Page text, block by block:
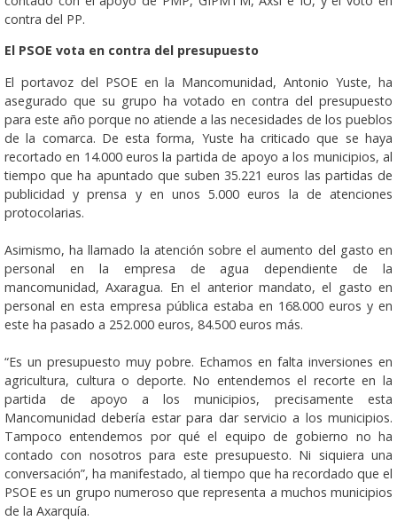
contra del PP.
El PSOE vota en contra del presupuesto
El portavoz del PSOE en la Mancomunidad, Antonio Yuste, ha
asegurado que su grupo ha votado en contra del presupuesto
para este año porque no atiende a las necesidades de los pueblos
de la comarca. De esta forma, Yuste ha criticado que se haya
recortado en 14.000 euros la partida de apoyo a los municipios, al
tiempo que ha apuntado que suben 35.221 euros las partidas de
publicidad y prensa y en unos 5.000 euros la de atenciones
protocolarias.
Asimismo, ha llamado la atención sobre el aumento del gasto en
personal en la empresa de agua dependiente de la
mancomunidad, Axaragua. En el anterior mandato, el gasto en
personal en esta empresa pública estaba en 168.000 euros y en
este ha pasado a 252.000 euros, 84.500 euros más.
“Es un presupuesto muy pobre. Echamos en falta inversiones en
agricultura, cultura o deporte. No entendemos el recorte en la
partida de apoyo a los municipios, precisamente esta
Mancomunidad debería estar para dar servicio a los municipios.
Tampoco entendemos por qué el equipo de gobierno no ha
contado con nosotros para este presupuesto. Ni siquiera una
conversación”, ha manifestado, al tiempo que ha recordado que el
PSOE es un grupo numeroso que representa a muchos municipios
de la Axarquía.